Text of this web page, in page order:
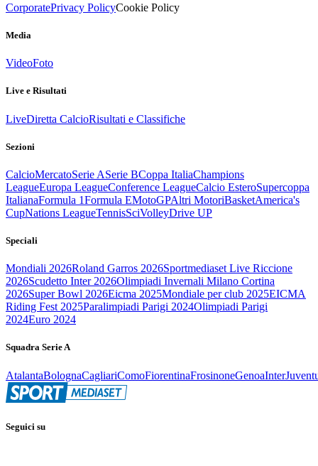
CorporatePrivacy PolicyCookie Policy
Media
VideoFoto
Live e Risultati
LiveDiretta CalcioRisultati e Classifiche
Sezioni
CalcioMercatoSerie ASerie BCoppa ItaliaChampions
LeagueEuropa LeagueConference LeagueCalcio EsteroSupercoppa
ItalianaFormula 1Formula EMotoGPAltri MotoriBasketAmerica's
CupNations LeagueTennisSciVolleyDrive UP
Speciali
Mondiali 2026Roland Garros 2026Sportmediaset Live Riccione
2026Scudetto Inter 2026Olimpiadi Invernali Milano Cortina
2026Super Bowl 2026Eicma 2025Mondiale per club 2025EICMA
Riding Fest 2025Paralimpiadi Parigi 2024Olimpiadi Parigi
2024Euro 2024
Squadra Serie A
AtalantaBolognaCagliariComoFiorentinaFrosinoneGenoaInter
Seguici su